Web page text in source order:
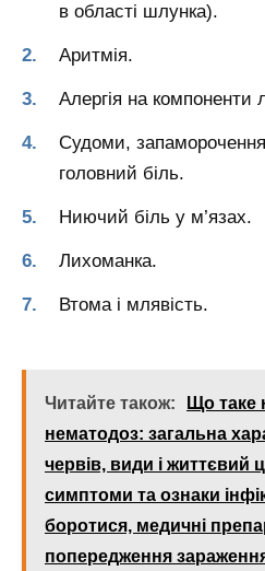
в області шлунка).
Аритмія.
Алергія на компоненти
Судоми, запаморочення
головний біль.
Ниючий біль у м’язах.
Лихоманка.
Втома і млявість.
Читайте також:
Що таке
нематодоз: загальна
червів, види і життєвий
симптоми та ознаки
боротися, медичні
попередження